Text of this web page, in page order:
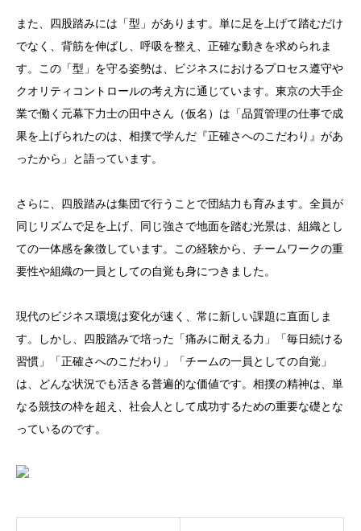
また、四股踏みには「型」があります。単に足を上げて踏むだけ
でなく、背筋を伸ばし、呼吸を整え、正確な動きを求められま
す。この「型」を守る姿勢は、ビジネスにおけるプロセス遵守や
クオリティコントロールの考え方に通じています。東京の大手企
業で働く元幕下力士の田中さん（仮名）は「品質管理の仕事で成
果を上げられたのは、相撲で学んだ『正確さへのこだわり』があ
ったから」と語っています。
さらに、四股踏みは集団で行うことで団結力も育みます。全員が
同じリズムで足を上げ、同じ強さで地面を踏む光景は、組織とし
ての一体感を象徴しています。この経験から、チームワークの重
要性や組織の一員としての自覚も身につきました。
現代のビジネス環境は変化が速く、常に新しい課題に直面しま
す。しかし、四股踏みで培った「痛みに耐える力」「毎日続ける
習慣」「正確さへのこだわり」「チームの一員としての自覚」
は、どんな状況でも活きる普遍的な価値です。相撲の精神は、単
なる競技の枠を超え、社会人として成功するための重要な礎とな
っているのです。